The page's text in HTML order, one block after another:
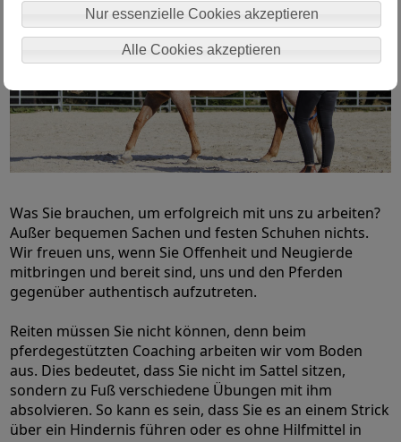
Nur essenzielle Cookies akzeptieren
Alle Cookies akzeptieren
Was Sie brauchen, um erfolgreich mit uns zu arbeiten?
Außer bequemen Sachen und festen Schuhen nichts.
Wir freuen uns, wenn Sie Offenheit und Neugierde
mitbringen und bereit sind, uns und den Pferden
gegenüber authentisch aufzutreten.
Reiten müssen Sie nicht können, denn beim
pferdegestützten Coaching arbeiten wir vom Boden
aus. Dies bedeutet, dass Sie nicht im Sattel sitzen,
sondern zu Fuß verschiedene Übungen mit ihm
absolvieren. So kann es sein, dass Sie es an einem Strick
über ein Hindernis führen oder es ohne Hilfmittel in